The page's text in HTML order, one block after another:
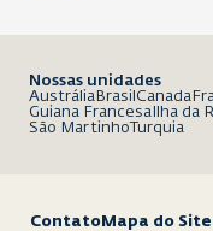
Nossas unidades
Austrália Brasil Canada
Guiana Francesa Ilha da
São MartinhoTurquia
ContatoMapa do Site